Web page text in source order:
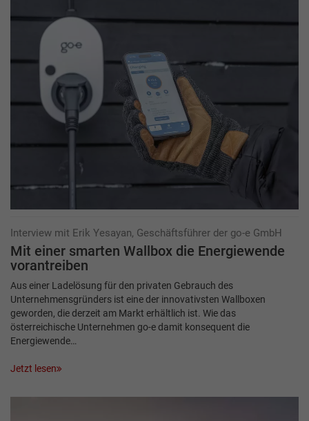
Interview mit Erik Yesayan, Geschäftsführer der go-e GmbH
Mit einer smarten Wallbox die Energiewende
vorantreiben
Aus einer Ladelösung für den privaten Gebrauch des
Unternehmensgründers ist eine der innovativsten Wallboxen
geworden, die derzeit am Markt erhältlich ist. Wie das
österreichische Unternehmen go-e damit konsequent die
Energiewende…
Jetzt lesen